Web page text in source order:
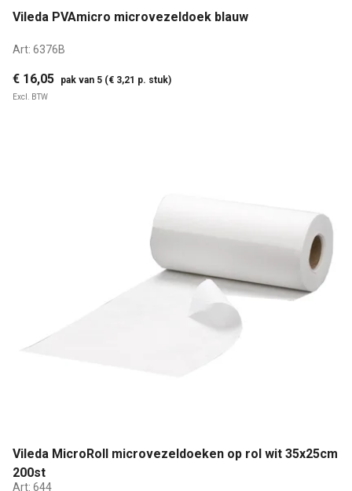
Vileda PVAmicro microvezeldoek blauw
Art: 6376B
€ 16,05 pak van 5 (€ 3,21 p. stuk)
Excl. BTW
Vileda MicroRoll microvezeldoeken op rol wit 35x25cm
200st
Art: 644